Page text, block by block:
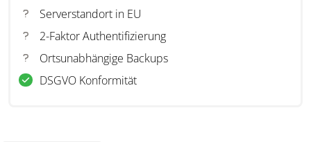
Serverstandort in EU
2-Faktor Authentifizierung
Ortsunabhängige Backups
DSGVO Konformität